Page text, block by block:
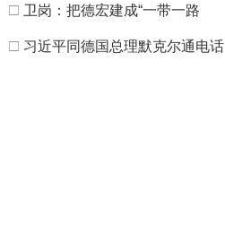
□ 卫岗：把德宏建成“一带一路
□ 习近平同德国总理默克尔通电话